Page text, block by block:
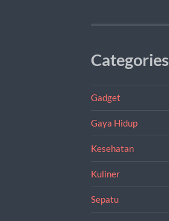
Categories
Gadget
Gaya Hidup
Kesehatan
Kuliner
Sepatu